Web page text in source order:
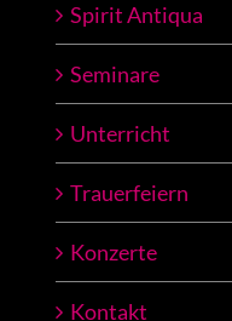
Spirit Antiqua
Seminare
Unterricht
Trauerfeiern
Konzerte
Kontakt